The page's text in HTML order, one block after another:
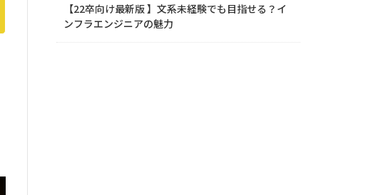
【22卒向け最新版 】文系未経験でも目指せる？イ
ンフラエンジニアの魅力